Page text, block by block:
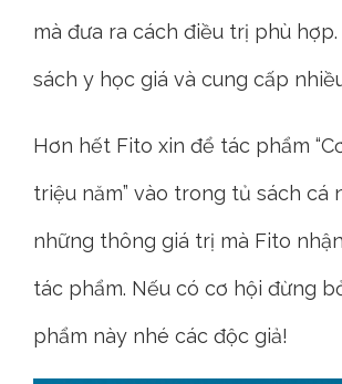
mà đưa ra cách điều trị phù
sách y học giá và cung cấp
Hơn hết Fito xin để tác phẩm
triệu năm” vào trong tủ sách cá
những thông giá trị mà Fito
tác phẩm. Nếu có cơ hội đừng
phẩm này nhé các độc giả!